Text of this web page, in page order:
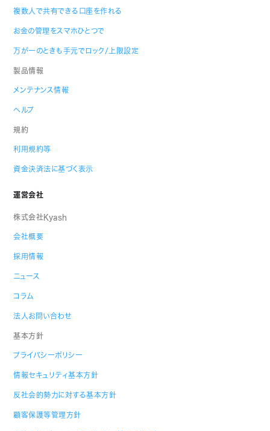
複数人で共有できる口座を作れる
お金の管理をスマホひとつで
万が一のときも手元でロック/上限設定
製品情報
メンテナンス情報
ヘルプ
規約
利用規約等
資金決済法に基づく表示
運営会社
株式会社Kyash
会社概要
採用情報
ニュース
コラム
法人お問い合わせ
基本方針
プライバシーポリシー
情報セキュリティ基本方針
反社会的勢力に対する基本方針
顧客保護等管理方針